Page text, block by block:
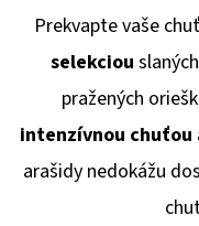
Prekvapte vaše
selekciou
pražených
intenzívnou chuťou
arašidy nedokážu
T
R
E